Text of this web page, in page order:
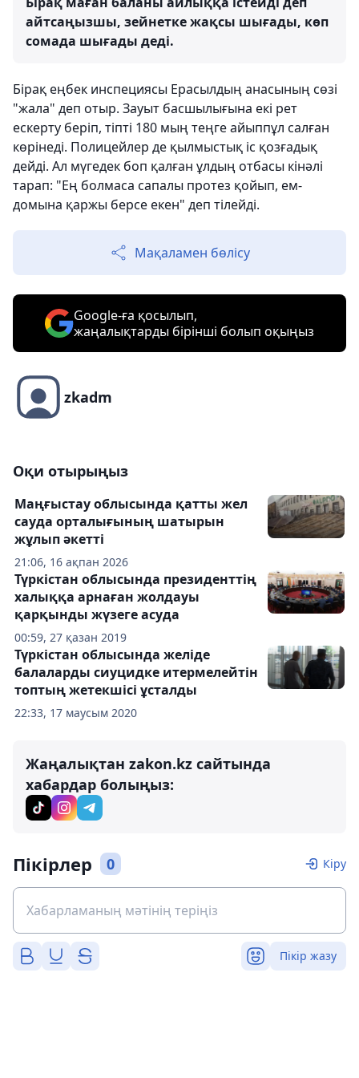
айтсаңызшы, зейнетке жақсы шығады, көп
сомада шығады деді.
Бірақ еңбек инспециясы Ерасылдың анасының сөзі
"жала" деп отыр. Зауыт басшылығына екі рет
ескерту беріп, тіпті 180 мың теңге айыппұл салған
көрінеді. Полицейлер де қылмыстық іс қозғадық
дейді. Ал мүгедек боп қалған ұлдың отбасы кінәлі
тарап: "Ең болмаса сапалы протез қойып, ем-
домына қаржы берсе екен" деп тілейді.
Мақаламен бөлісу
Google-ға қосылып,
жаңалықтарды бірінші болып оқыңыз
zkadm
Оқи отырыңыз
21:06, 16 ақпан 2026
Маңғыстау облысында қатты жел
сауда орталығының шатырын
жұлып әкетті
00:59, 27 қазан 2019
Түркістан облысында президенттің
халыққа арнаған жолдауы
қарқынды жүзеге асуда
22:33, 17 маусым 2020
Түркістан облысында желіде
балаларды сиуцидке итермелейтін
топтың жетекшісі ұсталды
Жаңалықтан zakon.kz сайтында
хабардар болыңыз:
Пікірлер 0 Кіру
Пікір жазу